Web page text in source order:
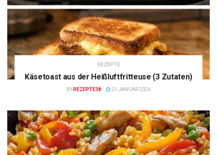
REZEPTE
Käsetoast aus der Heißluftfritteuse (3 Zutaten)
BY REZEPTE38 21 JANUAR 2026